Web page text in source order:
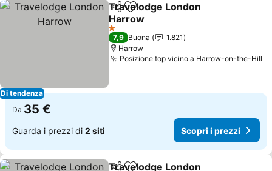
Di tendenza
CondividiAggiungi ai preferiti
Travelodge London
Harrow
Scopri i prezzi
1 Stelle
7,9 Buona
1.821
Harrow
Posizione top vicino a Harrow-on-the-Hill
Da 35 €
Guarda i prezzi di 2 siti Scopri i prezzi
Travelodge London